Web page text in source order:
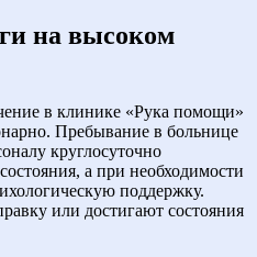
на высоком
в клинике «Рука помощи»
Пребывание в больнице
круглосуточно
а при необходимости
поддержку.
или достигают состояния